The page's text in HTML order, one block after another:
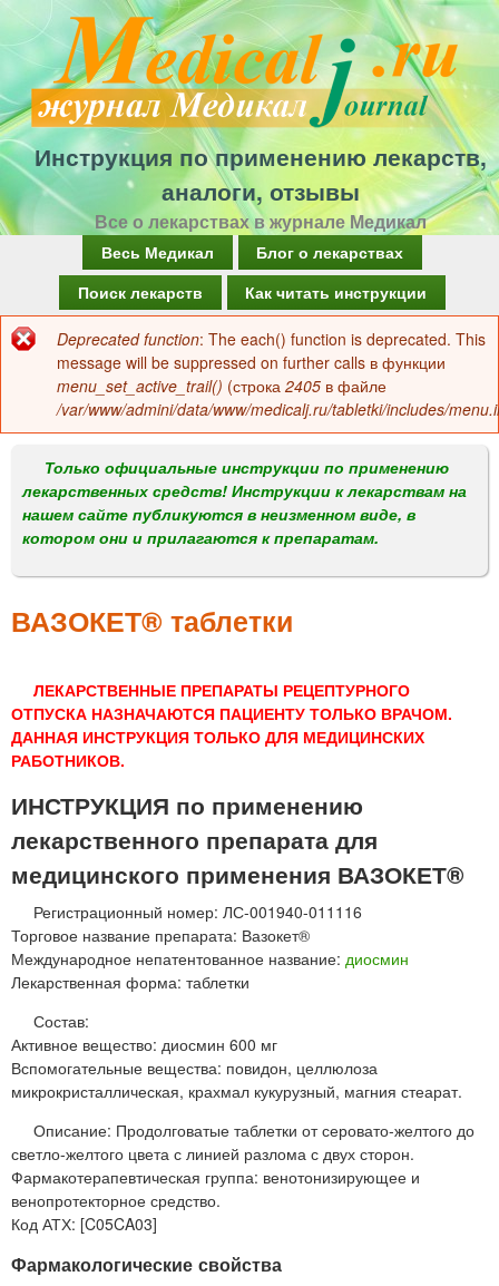
Перейти
к
основному
содержанию
Инструкция по применению лекарств,
аналоги, отзывы
Все о лекарствах в журнале Медикал
а
в
о
м
е
н
Весь Медикал
Блог о лекарствах
Поиск лекарств
Как читать инструкции
Сообщение
об
ошибке
Deprecated function: The each() function is deprecated. This
message will be suppressed on further calls в функции
menu_set_active_trail() (строка 2405 в файле
/var/www/admini/data/www/medicalj.ru/tabletki/includes/
Только официальные инструкции по применению
лекарственных средств! Инструкции к лекарствам на
нашем сайте публикуются в неизменном виде, в
котором они и прилагаются к препаратам.
ВАЗОКЕТ® таблетки
ЛЕКАРСТВЕННЫЕ ПРЕПАРАТЫ РЕЦЕПТУРНОГО
ОТПУСКА НАЗНАЧАЮТСЯ ПАЦИЕНТУ ТОЛЬКО ВРАЧОМ.
ДАННАЯ ИНСТРУКЦИЯ ТОЛЬКО ДЛЯ МЕДИЦИНСКИХ
РАБОТНИКОВ.
ИНСТРУКЦИЯ по применению
лекарственного препарата для
медицинского применения ВАЗОКЕТ®
Регистрационный номер: ЛС-001940-011116
Торговое название препарата: Вазокет®
Международное непатентованное название: диосмин
Лекарственная форма: таблетки
Состав:
Активное вещество: диосмин 600 мг
Вспомогательные вещества: повидон, целлюлоза
микрокристаллическая, крахмал кукурузный, магния стеарат.
Описание: Продолговатые таблетки от серовато-желтого до
светло-желтого цвета с линией разлома с двух сторон.
Фармакотерапевтическая группа: венотонизирующее и
венопротекторное средство.
Код АТХ: [C05CA03]
Фармакологические свойства